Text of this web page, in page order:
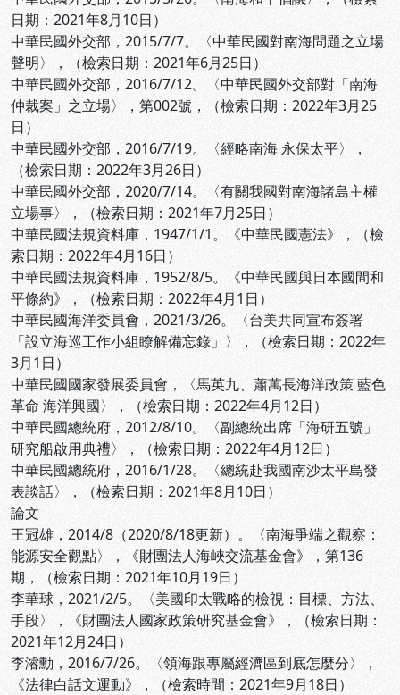
日期：2021年8月10日）
中華民國外交部，2015/7/7。〈中華民國對南海問題之立場
聲明〉，
（檢索日期：2021年6月25日）
中華民國外交部，2016/7/12。〈中華民國外交部對「南海
仲裁案」之立場〉，第002號，
（檢索日期：2022年3月25
日）
中華民國外交部，2016/7/19。〈經略南海 永保太平〉，
（檢索日期：2022年3月26日）
中華民國外交部，2020/7/14。〈有關我國對南海諸島主權
立場事〉，
（檢索日期：2021年7月25日）
中華民國法規資料庫，1947/1/1。《中華民國憲法》，
（檢
索日期：2022年4月16日）
中華民國法規資料庫，1952/8/5。《中華民國與日本國間和
平條約》，
（檢索日期：2022年4月1日）
中華民國海洋委員會，2021/3/26。〈台美共同宣布簽署
「設立海巡工作小組瞭解備忘錄」〉，
（檢索日期：2022年
3月1日）
中華民國國家發展委員會，〈馬英九、蕭萬長海洋政策 藍色
革命 海洋興國〉，
（檢索日期：2022年4月12日）
中華民國總統府，2012/8/10。〈副總統出席「海研五號」
研究船啟用典禮〉，
（檢索日期：2022年4月12日）
中華民國總統府，2016/1/28。〈總統赴我國南沙太平島發
表談話〉，
（檢索日期：2021年8月10日）
論文
王冠雄，2014/8（2020/8/18更新）。〈南海爭端之觀察：
能源安全觀點〉，《財團法人海峽交流基金會》，第136
期，
（檢索日期：2021年10月19日）
李華球，2021/2/5。〈美國印太戰略的檢視：目標、方法、
手段〉，《財團法人國家政策研究基金會》，
（檢索日期：
2021年12月24日）
李濬勳，2016/7/26。〈領海跟專屬經濟區到底怎麼分〉，
《法律白話文運動》，
（檢索時間：2021年9月18日）